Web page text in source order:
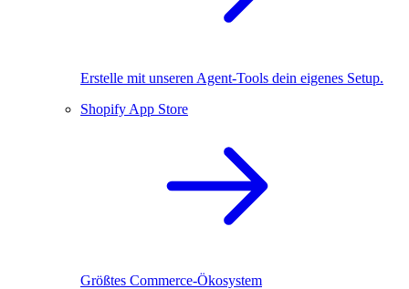
Erstelle mit unseren Agent-Tools dein eigenes Setup.
Shopify App Store
Größtes Commerce-Ökosystem